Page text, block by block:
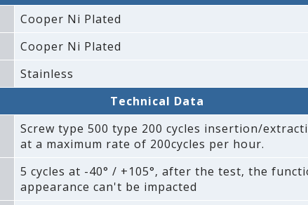
Cooper Ni Plated
Cooper Ni Plated
Stainless
Technical Data
Screw type 500 type 200 cycles insertion/
at a maximum rate of 200cycles per hour.
5 cycles at -40° / +105°‚ after the test‚ the
appearance can't be impacted